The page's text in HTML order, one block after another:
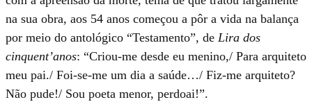
na sua obra, aos 54 anos começou a pôr a vida na balança
por meio do antológico “Testamento”, de Lira dos
cinquent’anos: “Criou-me desde eu menino,/ Para arquiteto
meu pai./ Foi-se-me um dia a saúde…/ Fiz-me arquiteto?
Não pude!/ Sou poeta menor, perdoai!”.